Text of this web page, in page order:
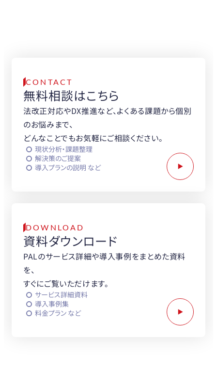
CONTACT
無料相談はこちら
法改正対応やDX推進など、よくある課題から個別
のお悩みまで、
どんなことでもお気軽にご相談ください。
現状分析・課題整理
解決策のご提案
導入プランの説明 など
DOWNLOAD
資料ダウンロード
PALのサービス詳細や導入事例をまとめた資料
を、
すぐにご覧いただけます。
サービス詳細資料
導入事例集
料金プラン など